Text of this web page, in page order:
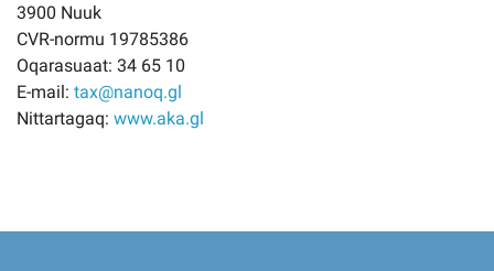
3900 Nuuk
CVR-normu 19785386
Oqarasuaat: 34 65 10
E-mail: tax@nanoq.gl
Nittartagaq: www.aka.gl